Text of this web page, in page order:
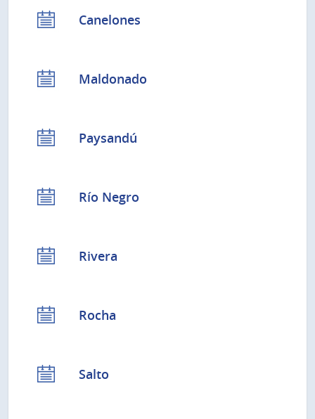
Canelones
Maldonado
Paysandú
Río Negro
Rivera
Rocha
Salto